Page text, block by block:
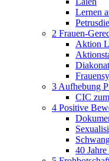
Lernen
2 Frauen-
Aktion
3 Aufhebung
CIC
4 Positive
40